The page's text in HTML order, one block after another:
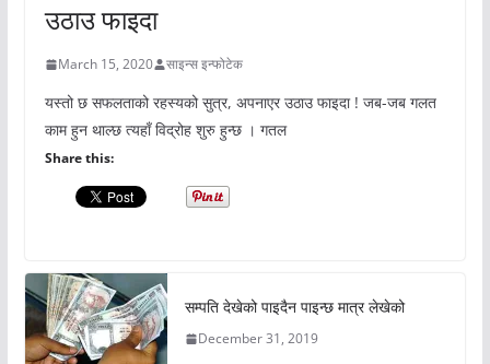
उठाउ फाइदा
March 15, 2020 साइन्स इन्फोटेक
यस्तो छ सफलताको रहस्यको सुत्र, अपनाएर उठाउ फाइदा ! जब-जब गलत
काम हुन थाल्छ त्यहाँ विद्रोह शुरु हुन्छ । गतल
Share this:
सम्पति देखेको पाइदैन पाइन्छ मात्र लेखेको
December 31, 2019